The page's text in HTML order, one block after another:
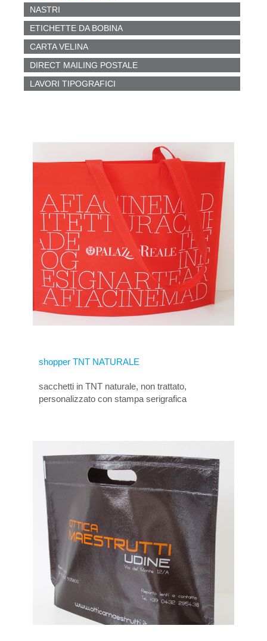
shopper TNT NATURALE
sacchetti in TNT naturale, non trattato,
personalizzato con stampa serigrafica
NASTRI
ETICHETTE DA BOBINA
CARTA VELINA
DIRECT MAILING POSTALE
LAVORI TIPOGRAFICI